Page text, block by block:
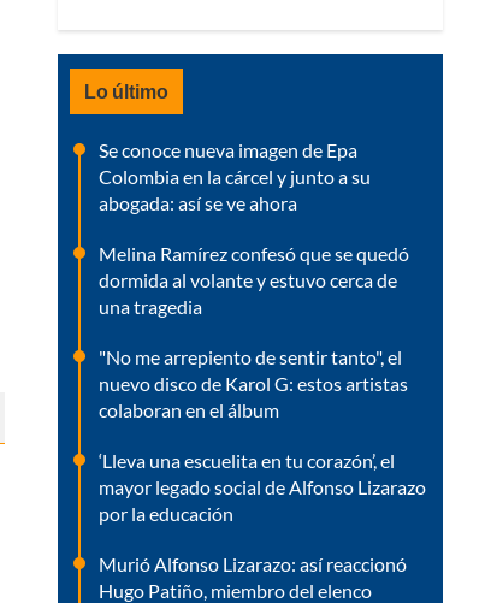
Lo último
Se conoce nueva imagen de Epa
Colombia en la cárcel y junto a su
abogada: así se ve ahora
Melina Ramírez confesó que se quedó
dormida al volante y estuvo cerca de
una tragedia
"No me arrepiento de sentir tanto", el
nuevo disco de Karol G: estos artistas
colaboran en el álbum
‘Lleva una escuelita en tu corazón’, el
mayor legado social de Alfonso Lizarazo
por la educación
Murió Alfonso Lizarazo: así reaccionó
Hugo Patiño, miembro del elenco